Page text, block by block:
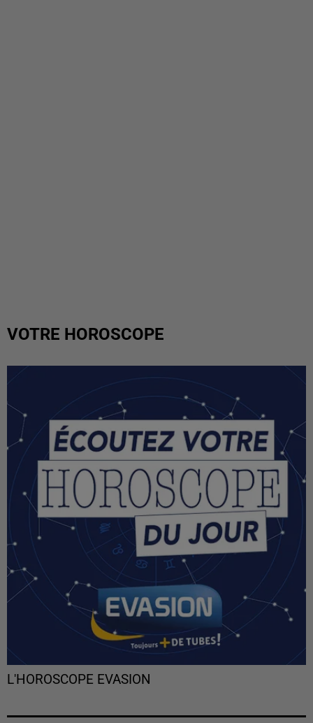
VOTRE HOROSCOPE
L'HOROSCOPE EVASION